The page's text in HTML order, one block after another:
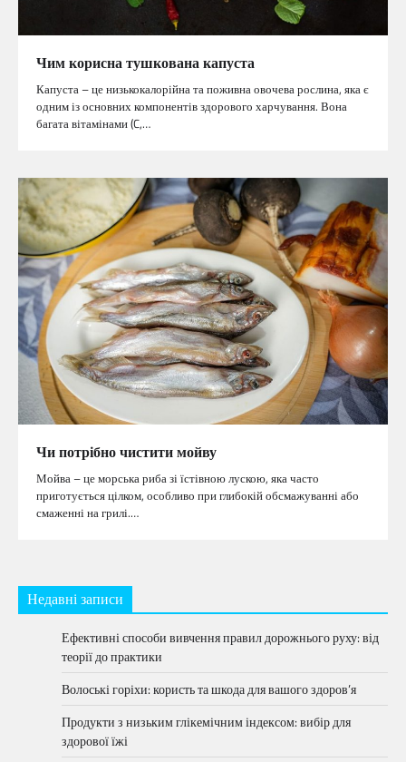
Чим корисна тушкована капуста
Капуста – це низькокалорійна та поживна овочева рослина, яка є
одним із основних компонентів здорового харчування. Вона
багата вітамінами (C,…
Чи потрібно чистити мойву
Мойва – це морська риба зі їстівною лускою, яка часто
приготується цілком, особливо при глибокій обсмажуванні або
смаженні на грилі.…
Недавні записи
Ефективні способи вивчення правил дорожнього руху: від
теорії до практики
Волоські горіхи: користь та шкода для вашого здоров’я
Продукти з низьким глікемічним індексом: вибір для
здорової їжі